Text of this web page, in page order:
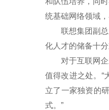
统基础网络领域
联想集团副总裁
化人才的储备十
对于互联网企业
值得改进之处。“
立了一家独资的
式。”